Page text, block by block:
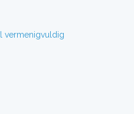
vermenigvuldig